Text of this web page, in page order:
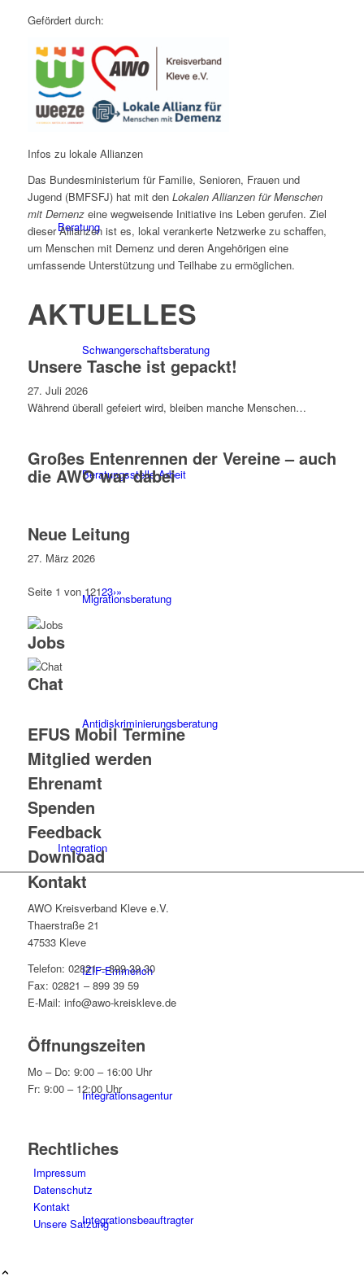
Arbeitsbereiche
Beratung
Schwangerschaftsberatung
Beratungsstelle Arbeit
Migrationsberatung
Antidiskriminierungsberatung
Integration
IZIF-Emmerich
Integrationsagentur
Integrationsbeauftragter
Gefördert durch:
Infos zu lokale Allianzen
Das Bundesministerium für Familie, Senioren, Frauen und
Jugend (BMFSFJ) hat mit den Lokalen Allianzen für Menschen
mit Demenzeine wegweisende Initiative ins Leben gerufen. Ziel
dieser Allianzen ist es, lokal verankerte Netzwerke zu schaffen,
um Menschen mit Demenz und deren Angehörigen eine
umfassende Unterstützung und Teilhabe zu ermöglichen.
AKTUELLES
Unsere Tasche ist gepackt!
27. Juli 2026
Während überall gefeiert wird, bleiben manche Menschen…
Großes Entenrennen der Vereine – auch
die AWO war dabei
Neue Leitung
27. März 2026
Seite 1 von 12123›»
Jobs
Chat
EFUS Mobil Termine
Mitglied werden
Ehrenamt
Spenden
Feedback
Download
Kontakt
AWO Kreisverband Kleve e.V.
Thaerstraße 21
47533 Kleve
Telefon: 02821 – 899 39 30
Fax: 02821 – 899 39 59
E-Mail: info@awo-kreiskleve.de
Öffnungszeiten
Mo – Do: 9:00 – 16:00 Uhr
Fr: 9:00 – 12:00 Uhr
Rechtliches
Impressum
Datenschutz
Kontakt
Unsere Satzung